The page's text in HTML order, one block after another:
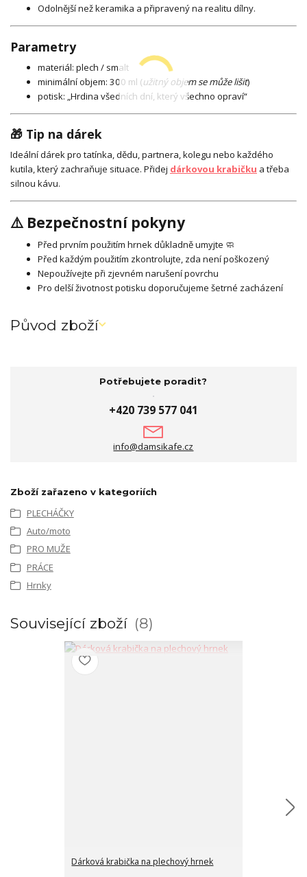
Odolnější než keramika a připravený na realitu dílny.
Parametry
materiál: plech / smalt
minimální objem: 300 ml (užitný objem se může lišit)
potisk: „Hrdina všedních dní, který všechno opraví“
🎁 Tip na dárek
Ideální dárek pro tatínka, dědu, partnera, kolegu nebo každého
kutila, který zachraňuje situace. Přidej dárkovou krabičku a třeba
silnou kávu.
⚠️ Bezpečnostní pokyny
Před prvním použitím hrnek důkladně umyjte 🧼
Před každým použitím zkontrolujte, zda není poškozený
Nepoužívejte při zjevném narušení povrchu
Pro delší životnost potisku doporučujeme šetrné zacházení
Původ zboží
Potřebujete poradit?
+420 739 577 041
info@damsikafe.cz
Zboží zařazeno v kategoriích
PLECHÁČKY
Auto/moto
PRO MUŽE
PRÁCE
Hrnky
Související zboží 8
Dárková krabička na plechový hrnek